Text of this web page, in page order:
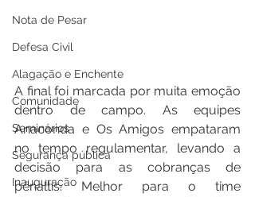
Nota de Pesar
Defesa Civil
Alagação e Enchente
Comunidade
Seminários
Segurança pública
Inauguração
A final foi marcada por muita emoção
dentro de campo. As equipes
Anaconda e Os Amigos empataram
no tempo regulamentar, levando a
decisão para as cobranças de
pênaltis. Melhor para o time